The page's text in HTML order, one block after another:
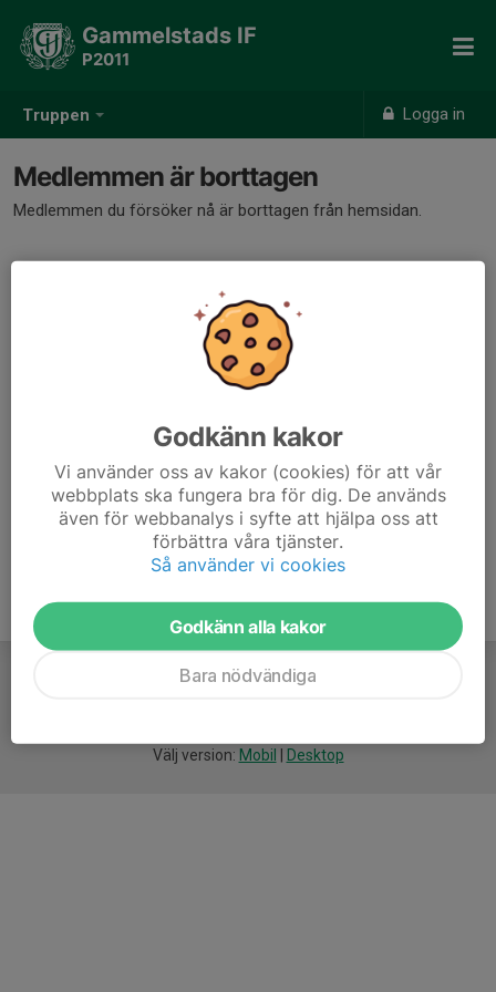
Truppen Logga in
Gammelstads IF
P2011
Medlemmen är borttagen
Medlemmen du försöker nå är borttagen från hemsidan.
Välj version: Mobil Desktop
Godkänn kakor
Vi använder oss av kakor (cookies) för att vår
webbplats ska fungera bra för dig. De används
även för webbanalys i syfte att hjälpa oss att
förbättra våra tjänster.
Så använder vi cookies
Godkänn alla kakor
Bara nödvändiga